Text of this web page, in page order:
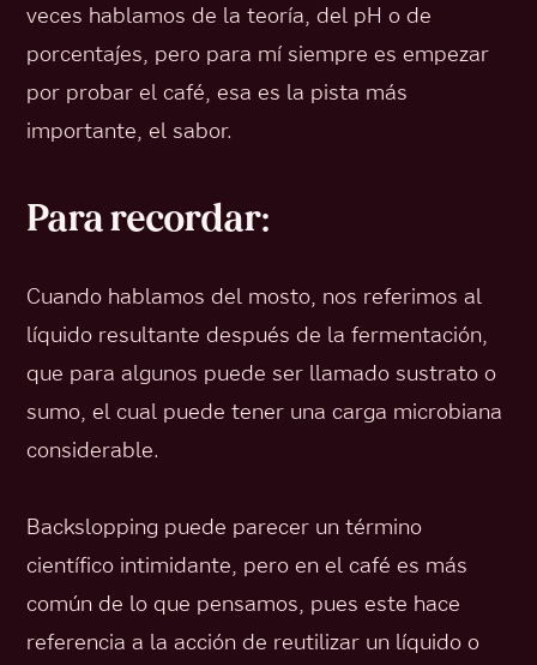
veces hablamos de la teoría, del pH o de
porcentajes, pero para mí siempre es empezar
por probar el café, esa es la pista más
importante, el sabor.
Para recordar:
Cuando hablamos del mosto, nos referimos al
líquido resultante después de la fermentación,
que para algunos puede ser llamado sustrato o
sumo, el cual puede tener una carga microbiana
considerable.
Backslopping puede parecer un término
científico intimidante, pero en el café es más
común de lo que pensamos, pues este hace
referencia a la acción de reutilizar un líquido o